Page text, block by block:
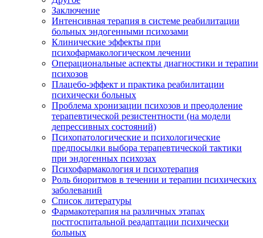
Заключение
Интенсивная терапия в системе реабилитации
больных эндогенными психозами
Клинические эффекты при
психофармакологическом лечении
Операциональные аспекты диагностики и терапии
психозов
Плацебо-эффект и практика реабилитации
психически больных
Проблема хронизации психозов и преодоление
терапевтической резистентности (на модели
депрессивных состояний)
Психопатологические и психологические
предпосылки выбора терапевтической тактики
при эндогенных психозах
Психофармакология и психотерапия
Роль биоритмов в течении и терапии психических
заболеваний
Список литературы
Фармакотерапия на различных этапах
постгоспитальной реадаптации психически
больных